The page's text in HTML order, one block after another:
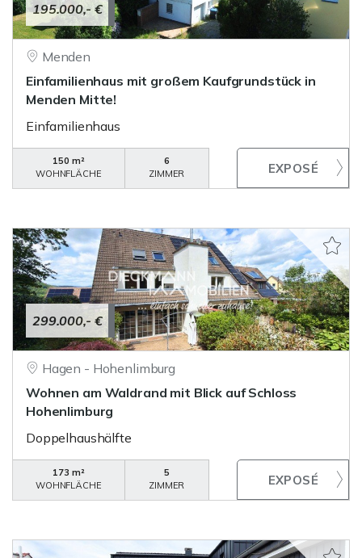
195.000,- €
Menden
Einfamilienhaus mit großem Kaufgrundstück in
Menden Mitte!
Einfamilienhaus
150 m²
WOHNFLÄCHE
6
ZIMMER
299.000,- €
Hagen - Hohenlimburg
Wohnen am Waldrand mit Blick auf Schloss
Hohenlimburg
Doppelhaushälfte
173 m²
WOHNFLÄCHE
5
ZIMMER